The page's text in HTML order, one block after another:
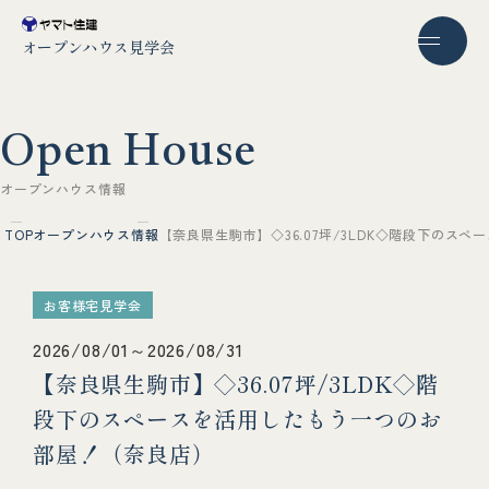
オープンハウス見学会
Open House
オー プンハ ウ ス情報
TOPオープンハウス情報 【奈良県生駒市】◇36.07坪/3LDK◇階段下のスペ
お客様宅見学会
2026/08/01～2026/08/31
【奈良県生駒市】◇36.07坪/3LDK◇階
段下のスペースを活用したもう一つのお
部屋！（奈良店）